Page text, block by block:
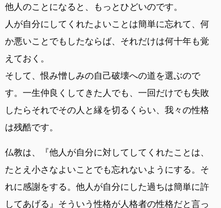
他人のことになると、もっとひどいのです。
人が自分にしてくれたよいことは簡単に忘れて、何
か悪いことでもしたならば、それだけは何十年も覚
えておく。
そして、恨み憎しみの自己破壊への道を選ぶので
す。一生仲良くしてきた人でも、一回だけでも失敗
したらそれでその人と縁を切るくらい、我々の性格
は残酷です。
仏教は、『他人が自分に対してしてくれたことは、
たとえ小さなよいことでも忘れないようにする。そ
れに感謝をする。他人が自分にした過ちは簡単に許
してあげる』そういう性格が人格者の性格だと言っ